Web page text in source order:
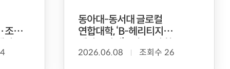
조선
동아대-동서대 글로컬
연합대학, ‘B-헤리티지
2026.06.08 조회수 26